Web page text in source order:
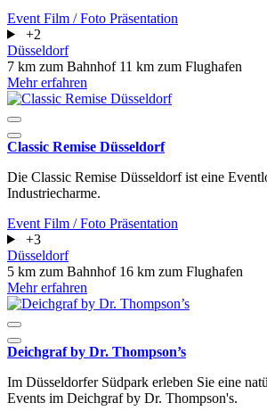
Event Film / Foto Präsentation
+2
Düsseldorf
7 km zum Bahnhof 11 km zum Flughafen
Mehr erfahren
Classic Remise Düsseldorf
Die Classic Remise Düsseldorf ist eine
Industriecharme.
Event Film / Foto Präsentation
+3
Düsseldorf
5 km zum Bahnhof 16 km zum Flughafen
Mehr erfahren
Deichgraf by Dr. Thompson’s
Im Düsseldorfer Südpark erleben Sie eine
Events im Deichgraf by Dr. Thompson's.